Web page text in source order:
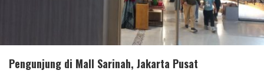
Pengunjung di Mall Sarinah, Jakarta Pusat